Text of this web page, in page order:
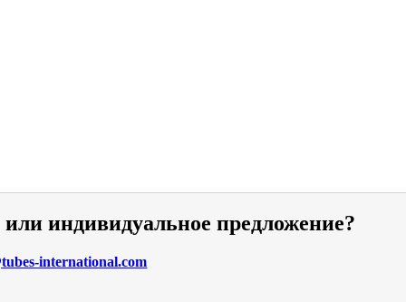
индивидуальное предложение?
international.com